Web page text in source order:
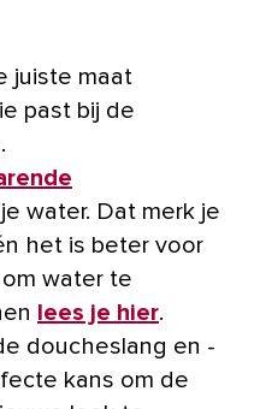
juiste maat
past bij de
water. Dat merk je
het is beter voor
water te
lees je hier.
doucheslang en -
kans om de